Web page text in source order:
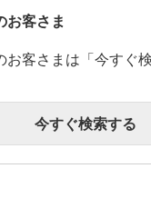
お客さま
お客さまは「今すぐ
今すぐ検索する